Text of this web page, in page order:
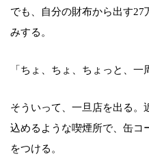
でも、自分の財布から出す27
みする。
「ちょ、ちょ、ちょっと、
そういって、一旦店を出る。
込めるような喫煙所で、缶コ
をつける。